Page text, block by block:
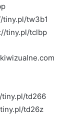
tw3b1
tiny.pl/tclbp
tiny.pl/td266
td26z